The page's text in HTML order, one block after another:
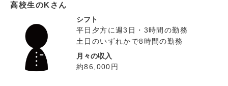
高校生のKさん
シフト
平日夕方に週3日・3時間の勤務
土日のいずれかで8時間の勤務
月々の収入
約86,000円